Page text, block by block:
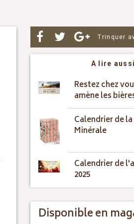
Trinquer
A lire aussi
Restez chez
amène les
Calendrier de
Minérale
Calendrier de
2025
Disponible en